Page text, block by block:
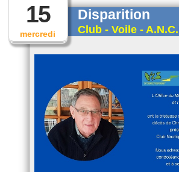
mercredi
15 Disparition
Club - Voile -